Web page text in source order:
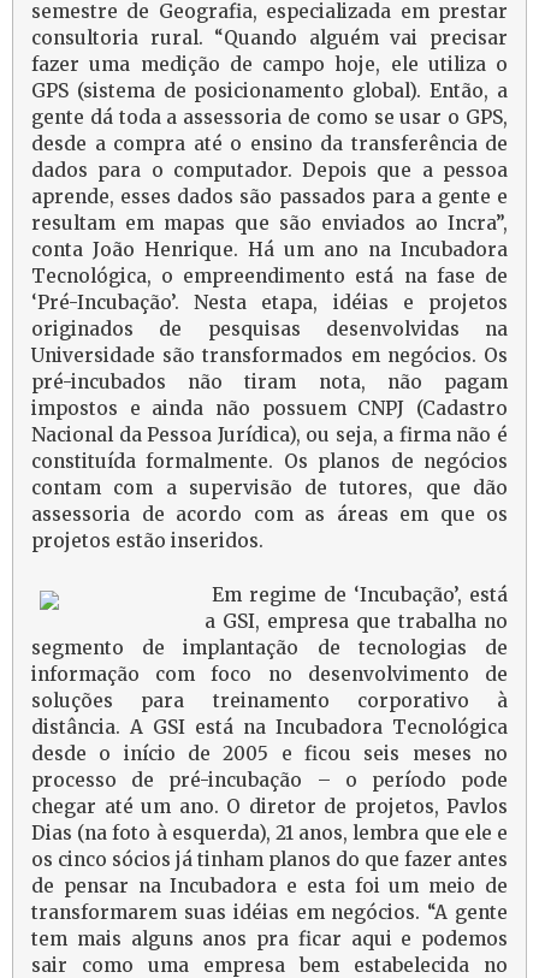
semestre de Geografia, especializada em prestar
consultoria rural. “Quando alguém vai precisar
fazer uma medição de campo hoje, ele utiliza o
GPS (sistema de posicionamento global). Então, a
gente dá toda a assessoria de como se usar o GPS,
desde a compra até o ensino da transferência de
dados para o computador. Depois que a pessoa
aprende, esses dados são passados para a gente e
resultam em mapas que são enviados ao Incra”,
conta João Henrique. Há um ano na Incubadora
Tecnológica, o empreendimento está na fase de
‘Pré-Incubação’. Nesta etapa, idéias e projetos
originados de pesquisas desenvolvidas na
Universidade são transformados em negócios. Os
pré-incubados não tiram nota, não pagam
impostos e ainda não possuem CNPJ (Cadastro
Nacional da Pessoa Jurídica), ou seja, a firma não é
constituída formalmente. Os planos de negócios
contam com a supervisão de tutores, que dão
assessoria de acordo com as áreas em que os
projetos estão inseridos.
Em regime de ‘Incubação’, está
a GSI, empresa que trabalha no
segmento de implantação de tecnologias de
informação com foco no desenvolvimento de
soluções para treinamento corporativo à
distância. A GSI está na Incubadora Tecnológica
desde o início de 2005 e ficou seis meses no
processo de pré-incubação – o período pode
chegar até um ano. O diretor de projetos, Pavlos
Dias (na foto à esquerda), 21 anos, lembra que ele e
os cinco sócios já tinham planos do que fazer antes
de pensar na Incubadora e esta foi um meio de
transformarem suas idéias em negócios. “A gente
tem mais alguns anos pra ficar aqui e podemos
sair como uma empresa bem estabelecida no